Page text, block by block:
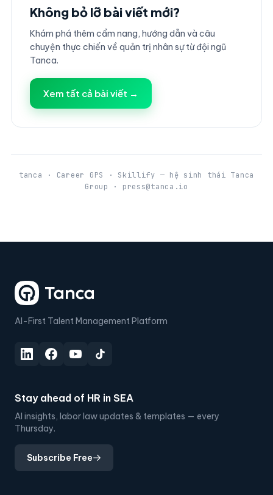
Không bỏ lỡ bài viết mới?
Khám phá thêm cẩm nang, hướng dẫn và câu
chuyện thực chiến về quản trị nhân sự từ đội ngũ
Tanca.
Xem tất cả bài viết →
tanca · Career GPS · Skillify — hệ sinh thái Tanca
Group · press@tanca.io
AI-First Talent Management Platform
Stay ahead of HR in SEA
AI insights, labor law updates & templates — every
Thursday.
Subscribe Free